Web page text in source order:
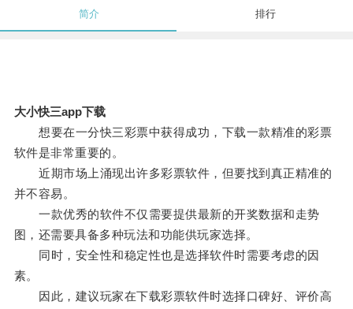
简介 排行
大小快三app下载
想要在一分快三彩票中获得成功，下载一款精准的彩票
软件是非常重要的。
近期市场上涌现出许多彩票软件，但要找到真正精准的
并不容易。
一款优秀的软件不仅需要提供最新的开奖数据和走势
图，还需要具备多种玩法和功能供玩家选择。
同时，安全性和稳定性也是选择软件时需要考虑的因
素。
因此，建议玩家在下载彩票软件时选择口碑好、评价高